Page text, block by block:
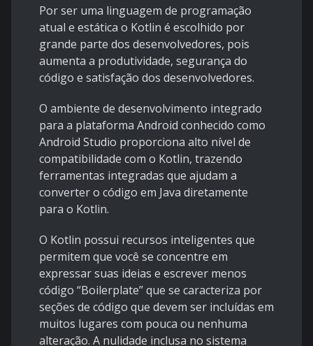
Por ser uma linguagem de programação
atual e estática o Kotlin é escolhido por
grande parte dos desenvolvedores, pois
aumenta a produtividade, segurança do
código e satisfação dos desenvolvedores.
O ambiente de desenvolvimento integrado
para a plataforma Android conhecido como
Android Studio proporciona alto nível de
compatibilidade com o Kotlin, trazendo
ferramentas integradas que ajudam a
converter o código em Java diretamente
para o Kotlin.
O Kotlin possui recursos inteligentes que
permitem que você se concentre em
expressar suas ideias e escrever menos
código “Boilerplate” que se caracteriza por
seções de código que devem ser incluídas em
muitos lugares com pouca ou nenhuma
alteração. A nulidade inclusa no sistema